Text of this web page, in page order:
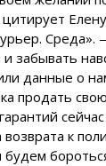
цитирует
Среда».
забывать
данные о
продать
возврата к
будем